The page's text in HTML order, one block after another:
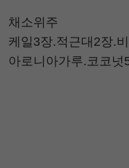
채소위주
케일3장.적근대2장.
아로니아가루.코코넛